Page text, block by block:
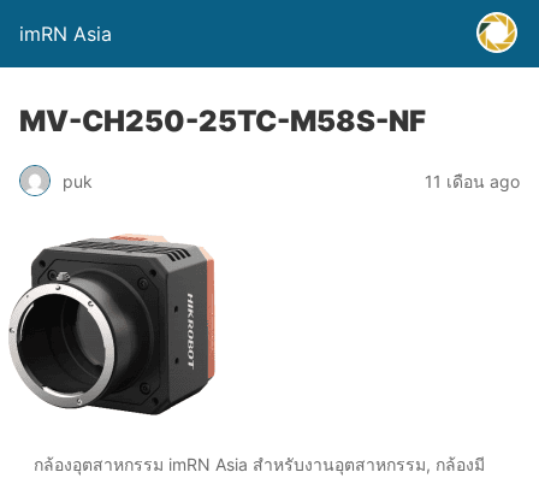
imRN Asia
MV-CH250-25TC-M58S-NF
puk 11 เดือน ago
กล้องอุตสาหกรรม imRN Asia สำหรับงานอุตสาหกรรม, กล้องมี